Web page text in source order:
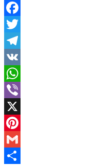
Facebook
Twitter
Telegram
VK
WhatsApp
Viber
X
Pinterest
Gmail